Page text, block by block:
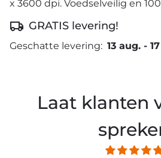
x 3600 dpi. Voedselveilig en
GRATIS levering!
Geschatte levering: 13 aug. -
Laat klanten